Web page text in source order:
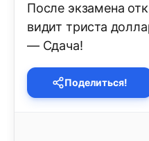
После экзамена
видит триста
— Сдача!
Поделиться!